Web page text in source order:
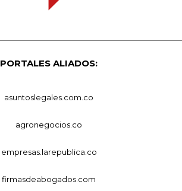
PORTALES ALIADOS:
asuntoslegales.com.co
agronegocios.co
empresas.larepublica.co
firmasdeabogados.com